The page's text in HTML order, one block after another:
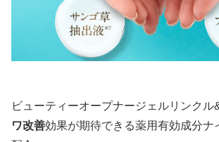
ビューティーオープナージェルリンクル
ワ改善効果が期待できる薬用有効成分ナ